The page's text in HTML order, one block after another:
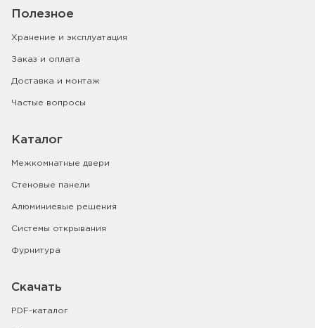
Полезное
Хранение и эксплуатация
Заказ и оплата
Доставка и монтаж
Частые вопросы
Каталог
Межкомнатные двери
Стеновые панели
Алюминиевые решения
Системы открывания
Фурнитура
Скачать
PDF-каталог